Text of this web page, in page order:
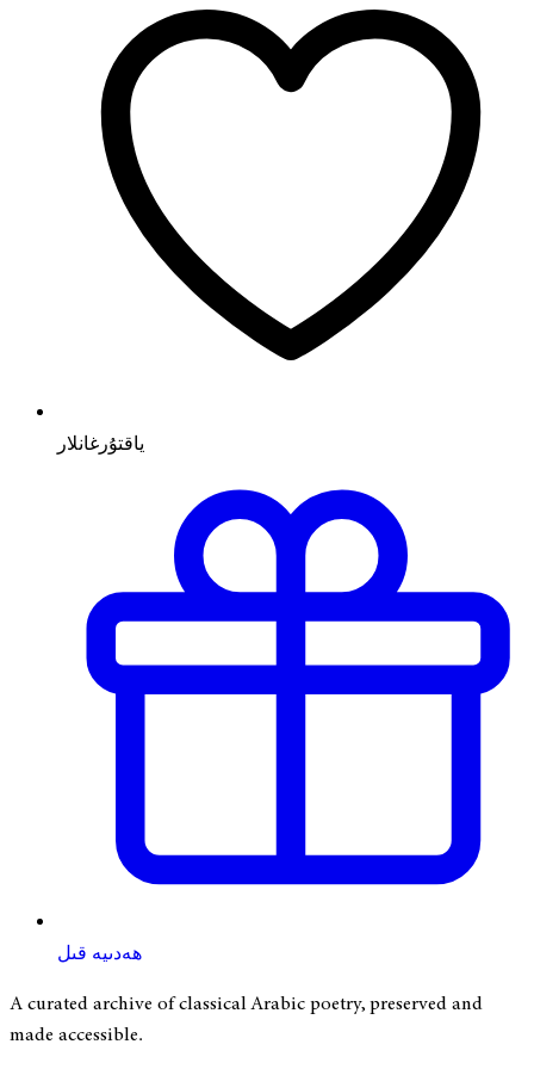
ياقتۇرغانلار
ھەدىيە قىل
A curated archive of classical Arabic poetry, preserved and
made accessible.